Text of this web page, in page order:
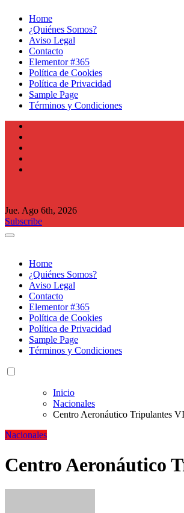
Home
¿Quiénes Somos?
Aviso Legal
Contacto
Elementor #365
Política de Cookies
Política de Privacidad
Sample Page
Términos y Condiciones
Jue. Ago 6th, 2026
Subscribe
Home
¿Quiénes Somos?
Aviso Legal
Contacto
Elementor #365
Política de Cookies
Política de Privacidad
Sample Page
Términos y Condiciones
Inicio
Nacionales
Centro Aeronáutico Tripulantes
Nacionales
Centro Aeronáutico